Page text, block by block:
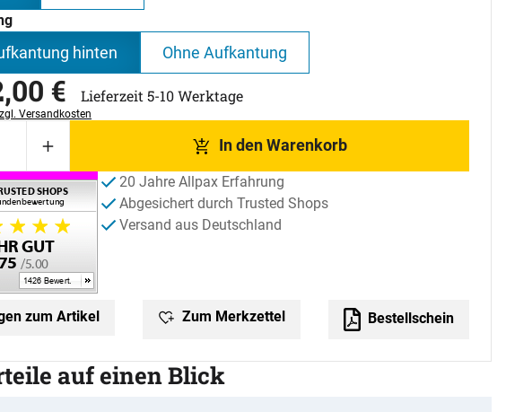
hinten Ohne Aufkantung
,00 € Lieferzeit 5-10 Werktage
Versandkosten
In den Warenkorb
20 Jahre Allpax Erfahrung
Abgesichert durch Trusted Shops
Versand aus Deutschland
zum Artikel Zum Merkzettel Bestellschein
auf einen Blick